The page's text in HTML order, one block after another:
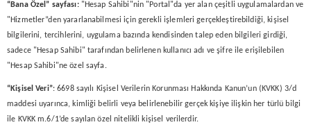
“Bana Özel” sayfası: "Hesap Sahibi"nin "Portal"da yer alan çeşitli uygulamalardan ve
"Hizmetler”den yararlanabilmesi için gerekli işlemleri gerçekleştirebildiği, kişisel
bilgilerini, tercihlerini, uygulama bazında kendisinden talep eden bilgileri girdiği,
sadece "Hesap Sahibi" tarafından belirlenen kullanıcı adı ve şifre ile erişilebilen
"Hesap Sahibi"ne özel sayfa.
“Kişisel Veri”: 6698 sayılı Kişisel Verilerin Korunması Hakkında Kanun’un (KVKK) 3/d
maddesi uyarınca, kimliği belirli veya belirlenebilir gerçek kişiye ilişkin her türlü bilgi
ile KVKK m.6/1’de sayılan özel nitelikli kişisel verilerdir.